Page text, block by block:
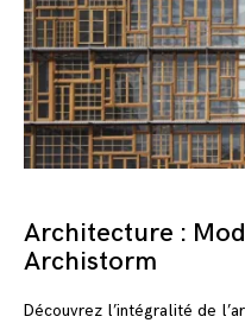
Architecture :
Archistorm
Découvrez l’intégralité de